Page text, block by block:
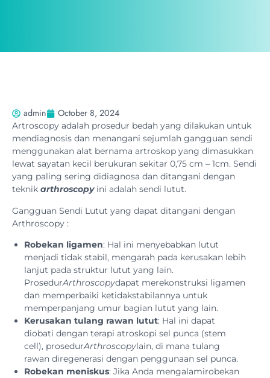
admin October 8, 2024
Artroscopy adalah prosedur bedah yang dilakukan untuk
mendiagnosis dan menangani sejumlah gangguan sendi
menggunakan alat bernama artroskop yang dimasukkan
lewat sayatan kecil berukuran sekitar 0,75 cm – 1cm. Sendi
yang paling sering didiagnosa dan ditangani dengan
teknik arthroscopy ini adalah sendi lutut.
Gangguan Sendi Lutut yang dapat ditangani dengan
Arthroscopy :
Robekan ligamen: Hal ini menyebabkan lutut
menjadi tidak stabil, mengarah pada kerusakan lebih
lanjut pada struktur lutut yang lain.
ProsedurArthroscopydapat merekonstruksi ligamen
dan memperbaiki ketidakstabilannya untuk
memperpanjang umur bagian lutut yang lain.
Kerusakan tulang rawan lutut: Hal ini dapat
diobati dengan terapi atroskopi sel punca (stem
cell), prosedurArthroscopylain, di mana tulang
rawan diregenerasi dengan penggunaan sel punca.
Robekan meniskus: Jika Anda mengalamirobekan